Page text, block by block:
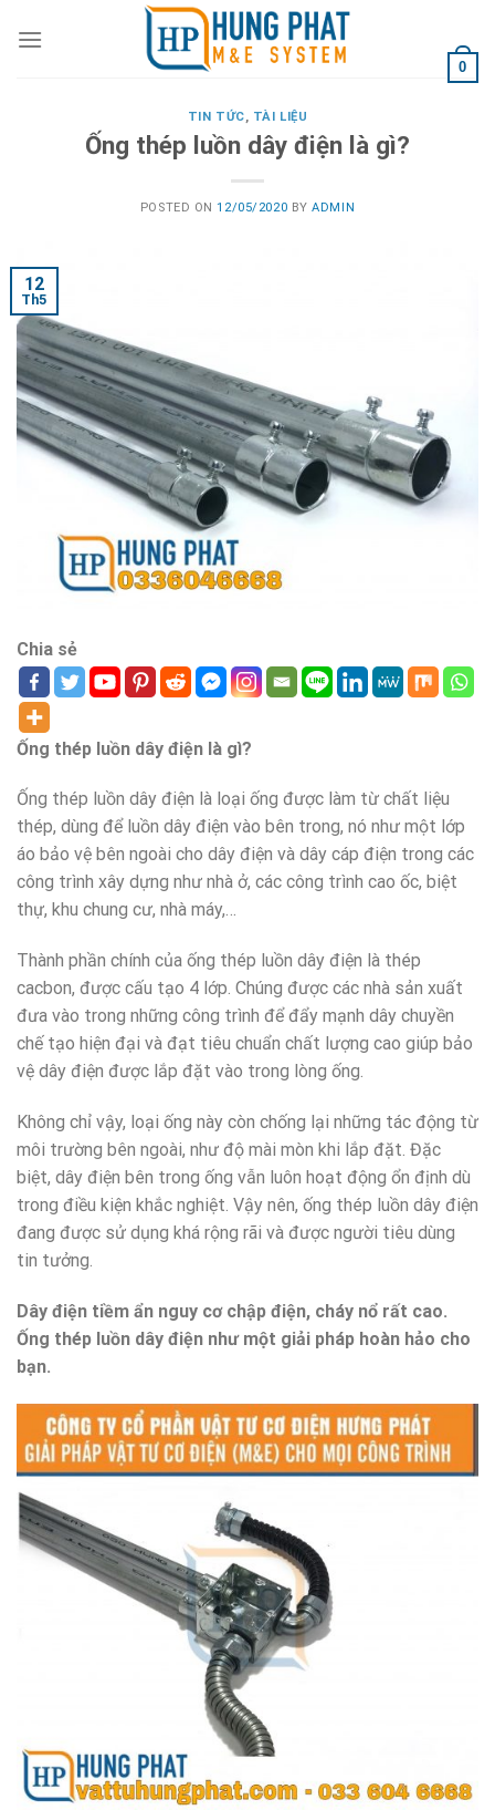
0
TIN TỨC, TÀI LIỆU
Ống thép luồn dây điện là gì?
POSTED ON12/05/2020 BYADMIN
12
Th5
Chia sẻ
Ống thép luồn dây điện là gì?
Ống thép luồn dây điện là loại ống được làm từ chất liệu
thép, dùng để luồn dây điện vào bên trong, nó như một lớp
áo bảo vệ bên ngoài cho dây điện và dây cáp điện trong các
công trình xây dựng như nhà ở, các công trình cao ốc, biệt
thự, khu chung cư, nhà máy,…
Thành phần chính của ống thép luồn dây điện là thép
cacbon, được cấu tạo 4 lớp. Chúng được các nhà sản xuất
đưa vào trong những công trình để đẩy mạnh dây chuyền
chế tạo hiện đại và đạt tiêu chuẩn chất lượng cao giúp bảo
vệ dây điện được lắp đặt vào trong lòng ống.
Không chỉ vậy, loại ống này còn chống lại những tác động từ
môi trường bên ngoài, như độ mài mòn khi lắp đặt. Đặc
biệt, dây điện bên trong ống vẫn luôn hoạt động ổn định dù
trong điều kiện khắc nghiệt. Vậy nên, ống thép luồn dây điện
đang được sử dụng khá rộng rãi và được người tiêu dùng
tin tưởng.
Dây điện tiềm ẩn nguy cơ chập điện, cháy nổ rất cao.
Ống thép luồn dây điện như một giải pháp hoàn hảo cho
bạn.